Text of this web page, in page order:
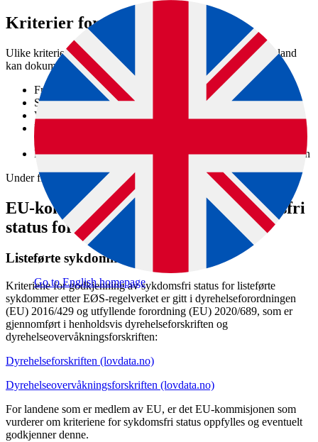
Go to English homepage
Kriterier for sykdomsfri status
Ulike kriterier ligger til grunn for hvordan myndighetene i et land
kan dokumentere sykdomsfri status for en sykdom:
Fravær av mottagelig art for sykdommen
Smittestoffet kan ikke overleve
Vektor for smittestoffet kan ikke overleve
Historisk dokumentasjon og overvåkning viser fravær av
sykdommen
Resultater av utryddelsesprogram viser fravær av sykdommen
Under finner du lenker til kriterier for de ulike typene fristatus.
EU-kommisjonen godkjenner sykdomsfri
status for EU-landene
Listeførte sykdommer
Kriteriene for godkjenning av sykdomsfri status for listeførte
sykdommer etter EØS-regelverket er gitt i dyrehelseforordningen
(EU) 2016/429 og utfyllende forordning (EU) 2020/689, som er
gjennomført i henholdsvis dyrehelseforskriften og
dyrehelseovervåkningsforskriften:
Dyrehelseforskriften (lovdata.no)
Dyrehelseovervåkningsforskriften (lovdata.no)
For landene som er medlem av EU, er det EU-kommisjonen som
vurderer om kriteriene for sykdomsfri status oppfylles og eventuelt
godkjenner denne.